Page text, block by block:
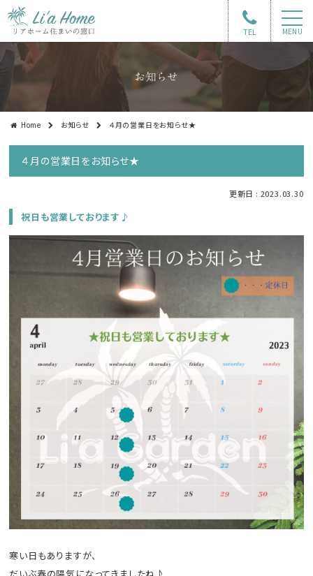
MENU
TEL
お知らせ
Home お知らせ ４月の営業日をお知らせ★
４月の営業日をお知らせ★
更新日 : 2023.03.30
祝日も営業しております♪
寒い日もありますが、